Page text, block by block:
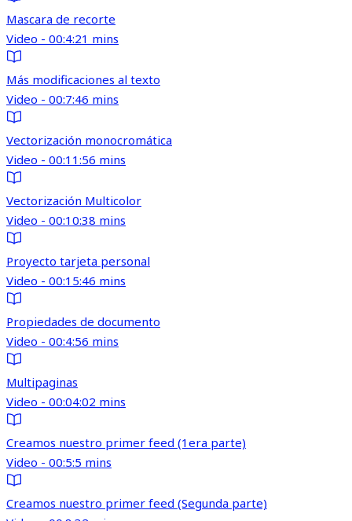
Mascara de recorte
Video - 00:4:21 mins
Más modificaciones al texto
Video - 00:7:46 mins
Vectorización monocromática
Video - 00:11:56 mins
Vectorización Multicolor
Video - 00:10:38 mins
Proyecto tarjeta personal
Video - 00:15:46 mins
Propiedades de documento
Video - 00:4:56 mins
Multipaginas
Video - 00:04:02 mins
Creamos nuestro primer feed (1era parte)
Video - 00:5:5 mins
Creamos nuestro primer feed (Segunda parte)